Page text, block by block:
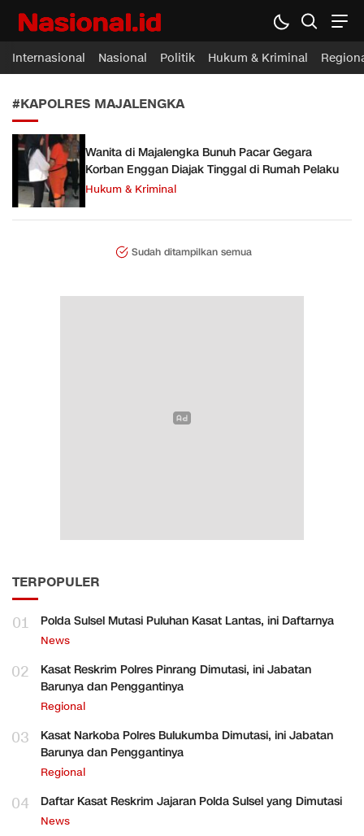
Nasional.id
Membawa Inspirasi Untuk Indonesia
Internasional Nasional Politik Hukum & Kriminal
#KAPOLRES MAJALENGKA
Wanita di Majalengka Bunuh Pacar Gegara
Korban Enggan Diajak Tinggal di Rumah Pelaku
Hukum & Kriminal
Sudah ditampilkan semua
TERPOPULER
01 Polda Sulsel Mutasi Puluhan Kasat Lantas, ini Daftarnya
News
02
Kasat Reskrim Polres Pinrang Dimutasi, ini Jabatan
Barunya dan Penggantinya
Regional
03
Kasat Narkoba Polres Bulukumba Dimutasi, ini Jabatan
Barunya dan Penggantinya
Regional
04 Daftar Kasat Reskrim Jajaran Polda Sulsel yang Dimutasi
News